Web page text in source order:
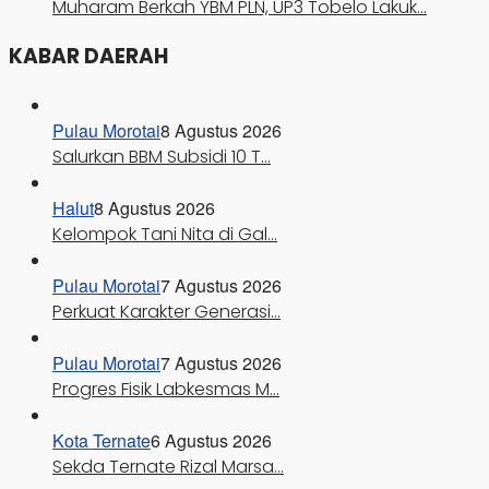
Muharam Berkah YBM PLN, UP3 Tobelo Lakuk…
KABAR DAERAH
Pulau Morotai8 Agustus 2026
Salurkan BBM Subsidi 10 T…
Halut8 Agustus 2026
Kelompok Tani Nita di Gal…
Pulau Morotai7 Agustus 2026
Perkuat Karakter Generasi…
Pulau Morotai7 Agustus 2026
Progres Fisik Labkesmas M…
Kota Ternate6 Agustus 2026
Sekda Ternate Rizal Marsa…